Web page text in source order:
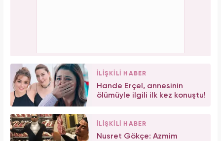
İLİŞKİLİ HABER
Hande Erçel, annesinin
ölümüyle ilgili ilk kez konuştu!
İLİŞKİLİ HABER
Nusret Gökçe: Azmim